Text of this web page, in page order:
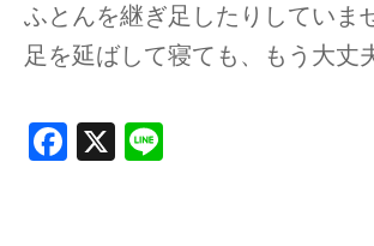
ふとんを継ぎ足したりしていま
足を延ばして寝ても、もう大丈
F X Li